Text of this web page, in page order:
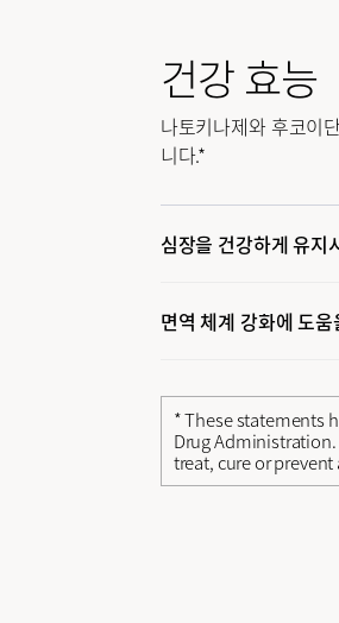
건강 효능
나토키나제와 후코이
니다.*
심장을 건강하게 유지
면역 체계 강화에 도
* These statements
Drug
treat, cure or prevent